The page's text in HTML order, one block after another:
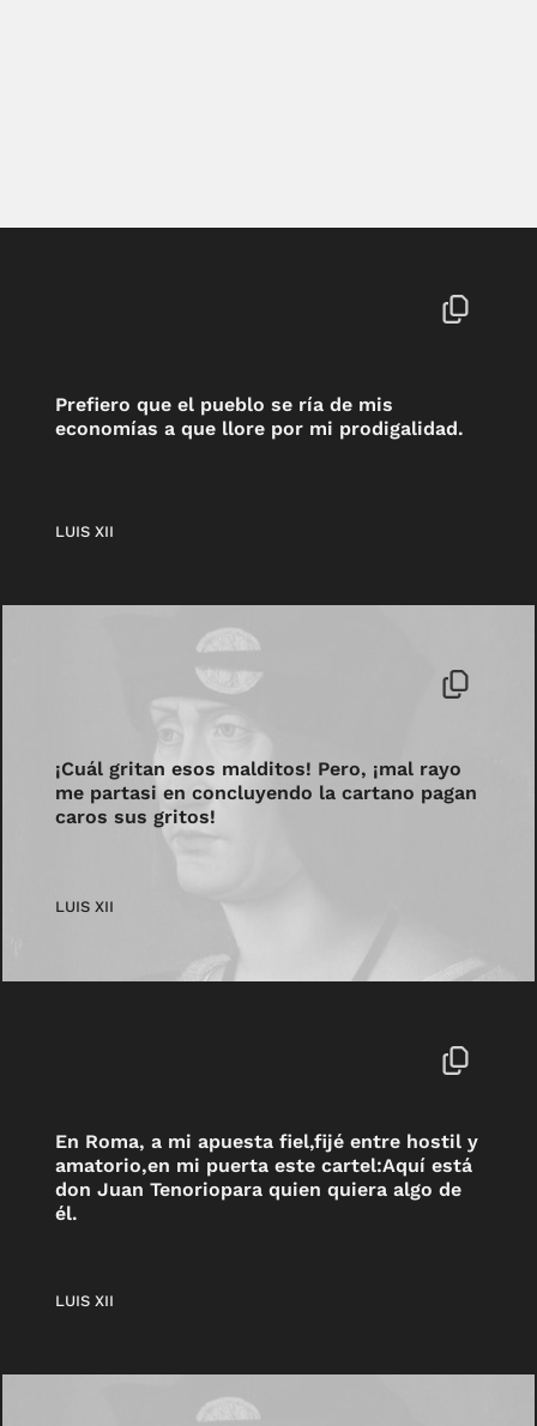
Prefiero que el pueblo se ría de mis
economías a que llore por mi prodigalidad.
LUIS XII
¡Cuál gritan esos malditos! Pero, ¡mal rayo
me partasi en concluyendo la cartano pagan
caros sus gritos!
LUIS XII
En Roma, a mi apuesta fiel,fijé entre hostil y
amatorio,en mi puerta este cartel:Aquí está
don Juan Tenoriopara quien quiera algo de
él.
LUIS XII